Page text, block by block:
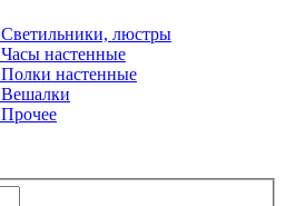
Светильники, люстры
Часы настенные
Полки настенные
Вешалки
Прочее